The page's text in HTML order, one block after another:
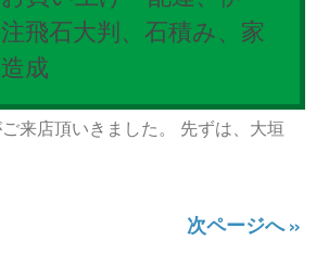
飛石大判、石積み、家
成
来店頂いきました。 先ずは、大垣
次ページへ »